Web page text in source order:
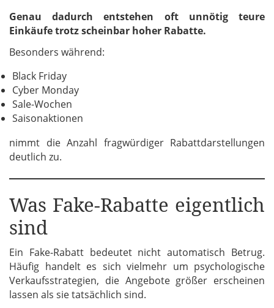
Genau dadurch entstehen oft unnötig teure
Einkäufe trotz scheinbar hoher Rabatte.
Besonders während:
Black Friday
Cyber Monday
Sale-Wochen
Saisonaktionen
nimmt die Anzahl fragwürdiger Rabattdarstellungen
deutlich zu.
Was Fake-Rabatte eigentlich
sind
Ein Fake-Rabatt bedeutet nicht automatisch Betrug.
Häufig handelt es sich vielmehr um psychologische
Verkaufsstrategien, die Angebote größer erscheinen
lassen als sie tatsächlich sind.